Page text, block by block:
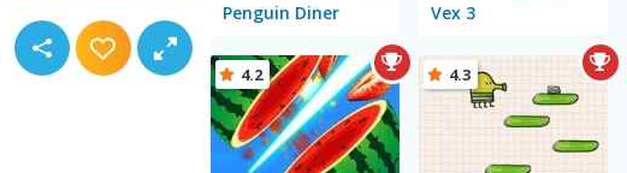
Penguin Diner Vex 3
4.2 4.3